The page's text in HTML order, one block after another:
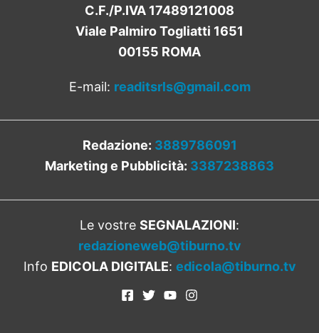
C.F./P.IVA 17489121008
Viale Palmiro Togliatti 1651
00155 ROMA
E-mail: readitsrls@gmail.com
Redazione: 3889786091
Marketing e Pubblicità: 3387238863
Le vostre SEGNALAZIONI:
redazioneweb@tiburno.tv
Info EDICOLA DIGITALE: edicola@tiburno.tv